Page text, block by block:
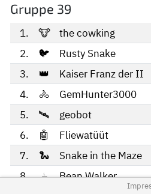
Gruppe 39
1. 🐮 the cowking
2.
🐦 Rusty Snake
3.
👑 Kaiser Franz der II
4.
🚴 GemHunter3000
5.
🛰️ geobot
6.
🤖 Fliewatüüt
7.
🐍 Snake in the Maze
8.
☕ Bean Walker